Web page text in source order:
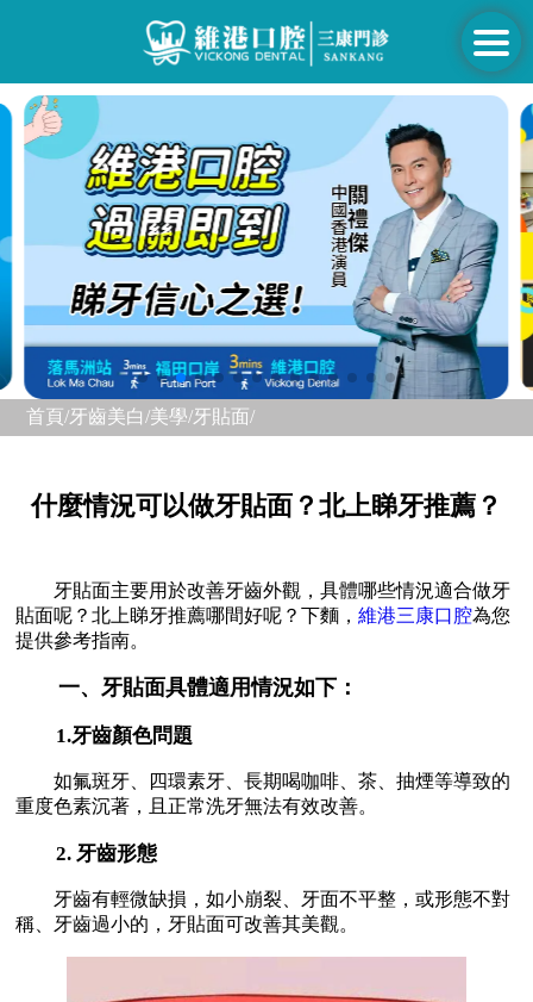
首頁/牙齒美白/美學/牙貼面/
什麼情況可以做牙貼面？北上睇牙推薦？
牙貼面主要用於改善牙齒外觀，具體哪些情況適合做牙
貼面呢？北上睇牙推薦哪間好呢？下麵，維港三康口腔為您
提供參考指南。
一、牙貼面具體適用情況如下：
1.牙齒顏色問題
如氟斑牙、四環素牙、長期喝咖啡、茶、抽煙等導致的
重度色素沉著，且正常洗牙無法有效改善。
2. 牙齒形態
牙齒有輕微缺損，如小崩裂、牙面不平整，或形態不對
稱、牙齒過小的，牙貼面可改善其美觀。